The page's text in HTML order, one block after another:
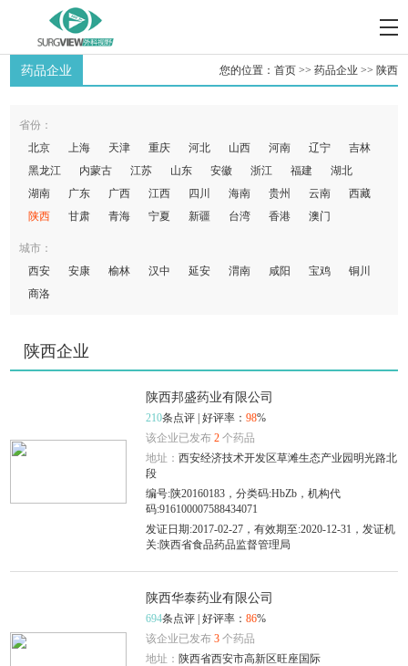
药品企业 您的位置： 首页>> 药品企业 >> 陕西
省份：
北京
上海 天津 重庆 河北 山西 河南 辽宁
吉林
黑龙江
内蒙古 江苏 山东 安徽 浙江 福建
湖北
湖南
广东 广西 江西 四川 海南 贵州 云南
西藏
陕西
甘肃 青海 宁夏 新疆 台湾 香港 澳门
城市：
西安
安康 榆林 汉中 延安 渭南 咸阳 宝鸡
铜川
商洛
陕西企业
陕西邦盛药业有限公司
210条点评 | 好评率：98%
该企业已发布2 个药品
地址：西安经济技术开发区草滩生态产业园明光路北
段
编号:陕20160183，分类码:HbZb，机构代
码:916100007588434071
发证日期:2017-02-27，有效期至:2020-12-31，发证机
关:陕西省食品药品监督管理局
陕西华泰药业有限公司
694条点评 | 好评率：86%
该企业已发布3 个药品
地址： 陕西省西安市高新区旺座国际